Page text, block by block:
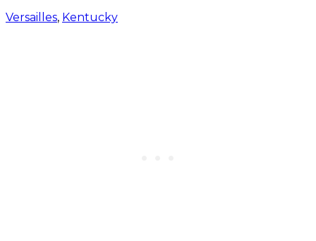
Versailles, Kentucky